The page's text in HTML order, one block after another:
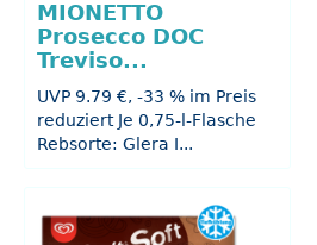
MIONETTO
Prosecco DOC
Treviso...
UVP 9.79 €, -33 % im Preis
reduziert Je 0,75-l-Flasche
Rebsorte: Glera I...